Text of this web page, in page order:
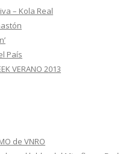
– Kola Real
País
VERANO 2013
de VNRO